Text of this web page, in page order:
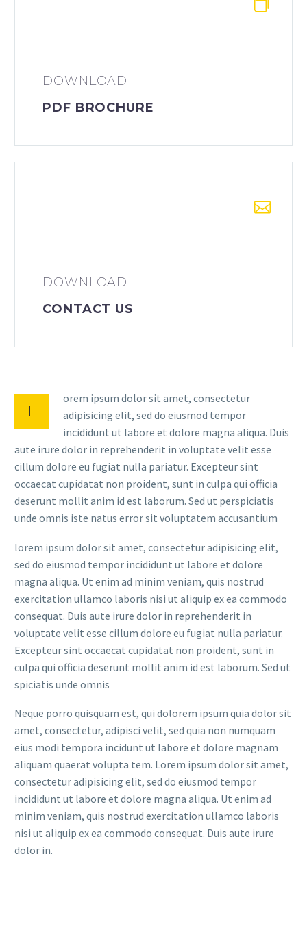


DOWNLOAD
PDF BROCHURE


DOWNLOAD
CONTACT US
L
orem ipsum dolor sit amet, consectetur
adipisicing elit, sed do eiusmod tempor
incididunt ut labore et dolore magna aliqua. Duis
aute irure dolor in reprehenderit in voluptate velit esse
cillum dolore eu fugiat nulla pariatur. Excepteur sint
occaecat cupidatat non proident, sunt in culpa qui officia
deserunt mollit anim id est laborum. Sed ut perspiciatis
unde omnis iste natus error sit voluptatem accusantium
lorem ipsum dolor sit amet, consectetur adipisicing elit,
sed do eiusmod tempor incididunt ut labore et dolore
magna aliqua. Ut enim ad minim veniam, quis nostrud
exercitation ullamco laboris nisi ut aliquip ex ea commodo
consequat. Duis aute irure dolor in reprehenderit in
voluptate velit esse cillum dolore eu fugiat nulla pariatur.
Excepteur sint occaecat cupidatat non proident, sunt in
culpa qui officia deserunt mollit anim id est laborum. Sed ut
spiciatis unde omnis
Neque porro quisquam est, qui dolorem ipsum quia dolor sit
amet, consectetur, adipisci velit, sed quia non numquam
eius modi tempora incidunt ut labore et dolore magnam
aliquam quaerat volupta tem. Lorem ipsum dolor sit amet,
consectetur adipisicing elit, sed do eiusmod tempor
incididunt ut labore et dolore magna aliqua. Ut enim ad
minim veniam, quis nostrud exercitation ullamco laboris
nisi ut aliquip ex ea commodo consequat. Duis aute irure
dolor in.